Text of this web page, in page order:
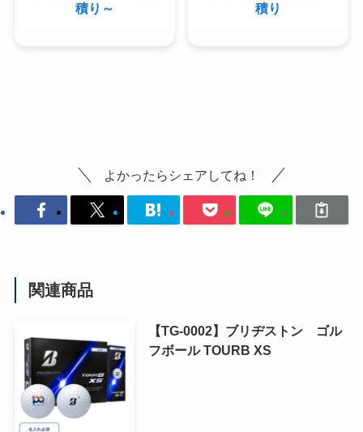
積り～
積り
よかったらシェアしてね！
関連商品
【TG-0002】ブリヂストン ゴル
フボール TOURB XS